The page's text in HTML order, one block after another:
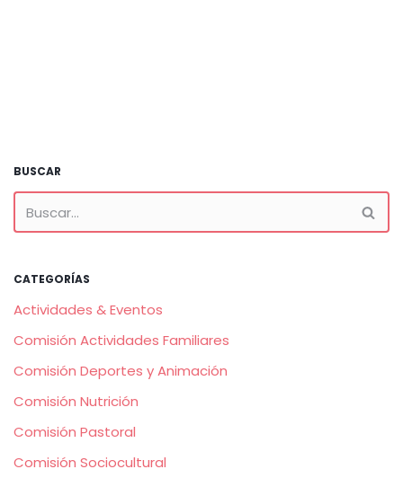
BUSCAR
CATEGORÍAS
Actividades & Eventos
Comisión Actividades Familiares
Comisión Deportes y Animación
Comisión Nutrición
Comisión Pastoral
Comisión Sociocultural